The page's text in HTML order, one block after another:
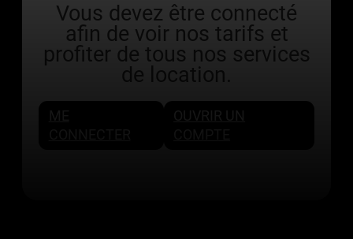
Vous devez être connecté
afin de voir nos tarifs et
profiter de tous nos services
de location.